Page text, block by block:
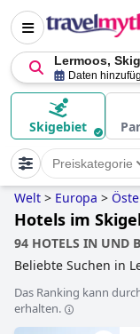
Lermoos,
Daten
Skigebiet
Preiskategorie
Welt > Europa >
Hotels im
94 HOTELS IN UND
Beliebte Suchen in
Das Ranking kann
erhalten.